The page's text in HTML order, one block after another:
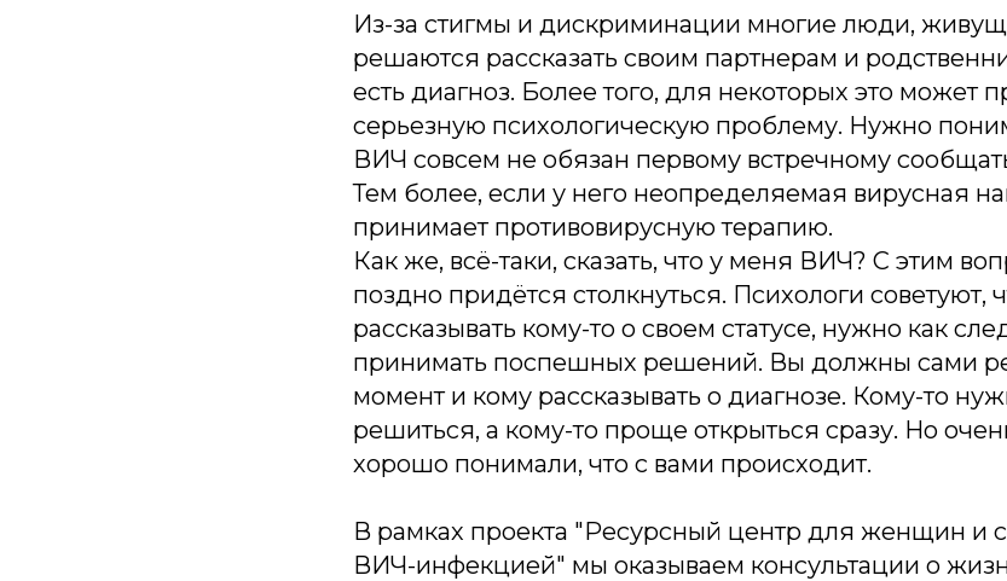
Из-за стигмы и дискриминации многие люди,
решаются рассказать своим партнерам и
есть диагноз. Более того, для некоторых это может
серьезную психологическую проблему. Нужно
ВИЧ совсем не обязан первому встречному
Тем более, если у него неопределяемая вирусная
принимает противовирусную терапию.
Как же, всё-таки, сказать, что у меня ВИЧ? С этим
поздно придётся столкнуться. Психологи советуют,
рассказывать кому-то о своем статусе, нужно как
принимать поспешных решений. Вы должны сами
момент и кому рассказывать о диагнозе. Кому-то
решиться, а кому-то проще открыться сразу. Но
хорошо понимали, что с вами происходит.
В рамках проекта "Ресурсный центр для женщин и
ВИЧ-инфекцией" мы оказываем консультации о